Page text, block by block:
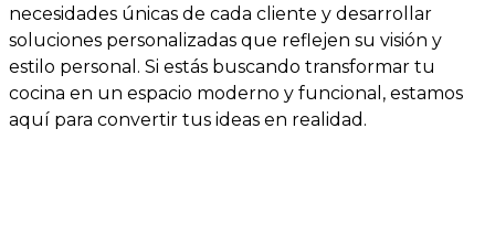
necesidades únicas de cada cliente y desarrollar
soluciones personalizadas que reflejen su visión y
estilo personal. Si estás buscando transformar tu
cocina en un espacio moderno y funcional, estamos
aquí para convertir tus ideas en realidad.